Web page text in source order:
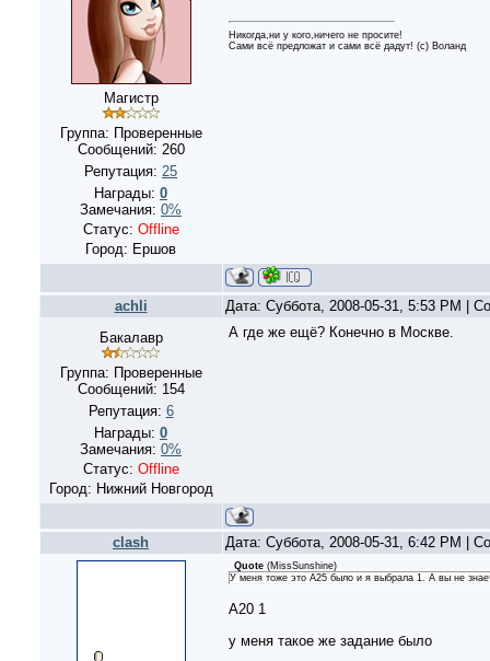
Магистр
Группа: Проверенные
Сообщений: 260
Репутация: 25
Награды: 0
Замечания: 0%
Статус: Offline
Город: Ершов
Никогда,ни у кого,ничего не просите!
Сами всё предложат и сами всё дадут! (с) Воланд
achli
Дата: Суббота, 2008-05-31, 5:53 PM |
Бакалавр
Группа: Проверенные
Сообщений: 154
Репутация: 6
Награды: 0
Замечания: 0%
Статус: Offline
Город: Нижний Новгород
А где же ещё? Конечно в Москве.
clash Дата: Суббота, 2008-05-31, 6:42 PM |
Quote(MissSunshine)
У меня тоже это А25 было и я выбрала 1. А вы не
А20 1
у меня такое же задание было